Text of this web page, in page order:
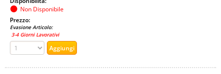
Non Disponibile
Prezzo:
Evasione Articolo:
3-4 Giorni Lavorativi